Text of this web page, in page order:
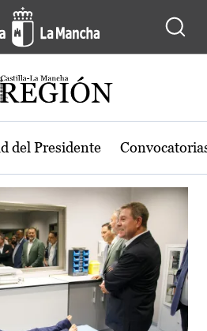
región de Castilla-
del Presidente